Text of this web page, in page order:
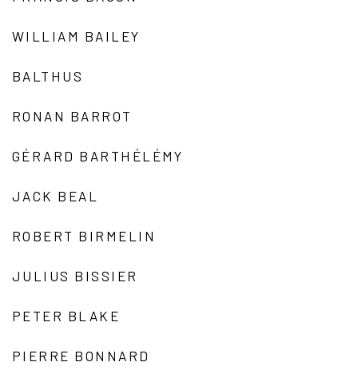
WILLIAM BAILEY
BALTHUS
RONAN BARROT
GÉRARD BARTHÉLÉMY
JACK BEAL
ROBERT BIRMELIN
JULIUS BISSIER
PETER BLAKE
PIERRE BONNARD